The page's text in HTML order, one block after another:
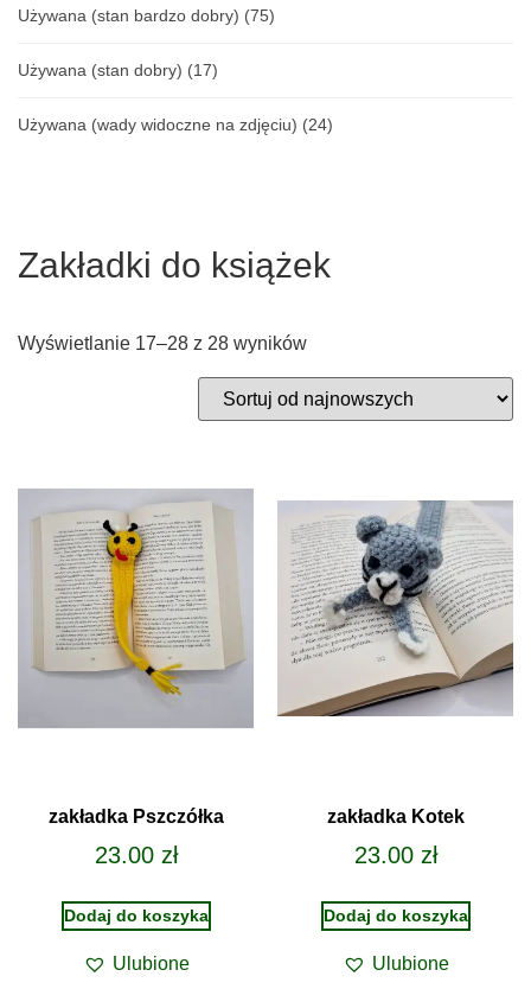
Używana (stan bardzo dobry) (75)
Używana (stan dobry) (17)
Używana (wady widoczne na zdjęciu) (24)
Zakładki do książek
Wyświetlanie 17–28 z 28 wyników
zakładka Pszczółka
23.00 zł
Dodaj do koszyka
Ulubione
zakładka Kotek
23.00 zł
Dodaj do koszyka
Ulubione